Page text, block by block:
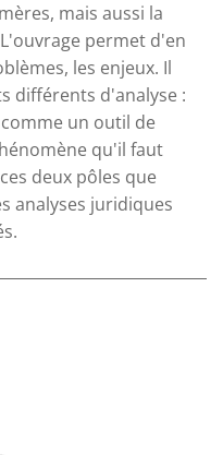
mais aussi la
permet d'en
les enjeux. Il
différents d'analyse :
un outil de
qu'il faut
deux pôles que
analyses juridiques